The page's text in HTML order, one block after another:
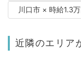
川口市 × 時給1.3
近隣のエリア